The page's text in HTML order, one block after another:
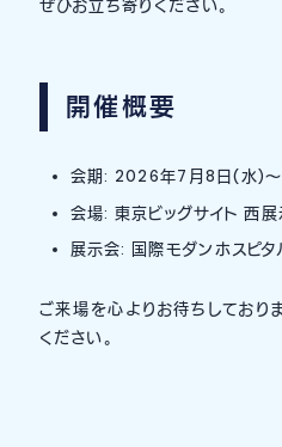
ぜひお立ち寄りください。
開催概要
会期: 2026年7月8日(水)
会場: 東京ビッグサイト 西展
展示会: 国際モダンホスピ
ご来場を心よりお待ちしており
ください。